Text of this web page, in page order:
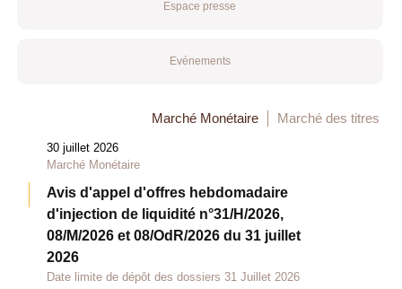
Espace presse
Evénements
Marché Monétaire Marché des titres
30 juillet 2026
Marché Monétaire
Avis d'appel d'offres hebdomadaire
d'injection de liquidité n°31/H/2026,
08/M/2026 et 08/OdR/2026 du 31 juillet
2026
Date limite de dépôt des dossiers 31 Juillet 2026